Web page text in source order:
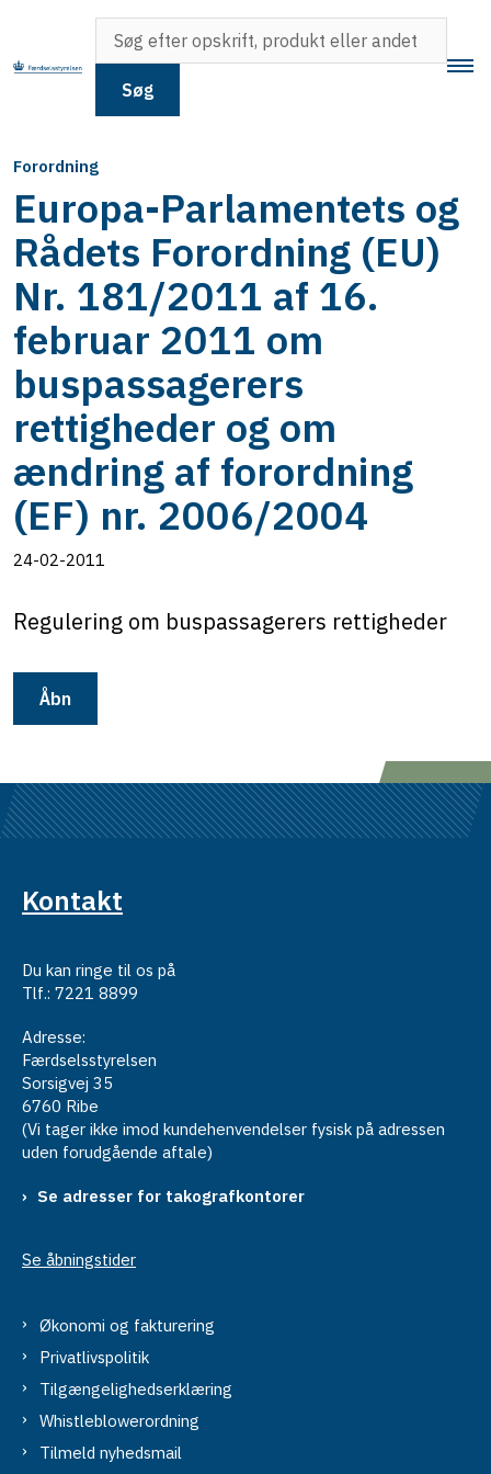
Søg
Forordning
Europa-Parlamentets og
Rådets Forordning (EU)
Nr. 181/2011 af 16.
februar 2011 om
buspassagerers
rettigheder og om
ændring af forordning
(EF) nr. 2006/2004
24-02-2011
Regulering om buspassagerers rettigheder
Åbn
Kontakt
Du kan ringe til os på
Tlf.: 7221 8899
Adresse:
Færdselsstyrelsen
Sorsigvej 35
6760 Ribe
(Vi tager ikke imod kundehenvendelser fysisk på adressen
uden forudgående aftale)
Se adresser for takografkontorer
Se åbningstider
Økonomi og fakturering
Privatlivspolitik
Tilgængelighedserklæring
Whistleblowerordning
Tilmeld nyhedsmail